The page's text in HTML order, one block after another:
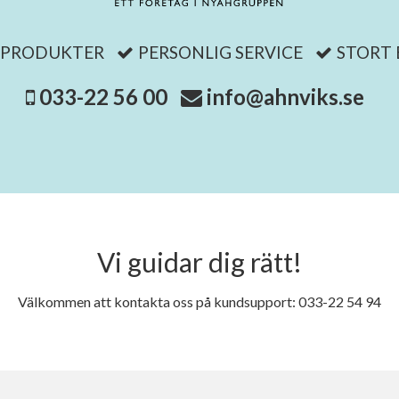
PERSONLIG SERVICE STORT
033-22 56 00 info@ahnviks.se
Vi guidar dig rätt!
Välkommen att kontakta oss på kundsupport: 033-22 54 94